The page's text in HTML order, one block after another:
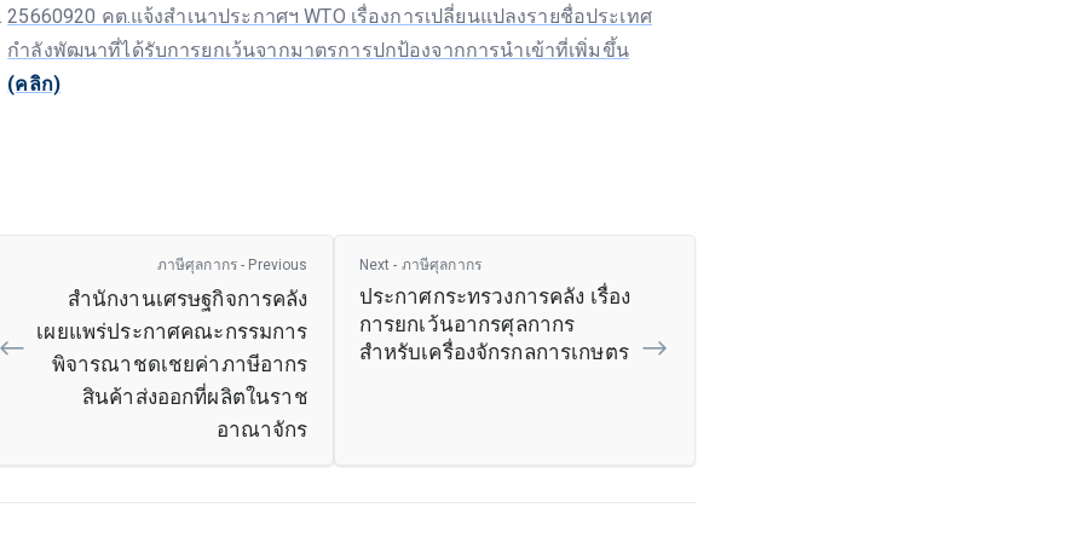
25660920 คต.แจ้งสำเนาประกาศฯ WTO เรื่องการเปลี่ยนแปลงรายชื่อประเทศ
กำลังพัฒนาที่ได้รับการยกเว้นจากมาตรการปกป้องจากการนำเข้าที่เพิ่มขึ้น
(คลิก)
ภาษีศุลกากร - Previous
สำนักงานเศรษฐกิจการคลัง
เผยแพร่ประกาศคณะกรรมการ
พิจารณาชดเชยค่าภาษีอากร
สินค้าส่งออกที่ผลิตในราช
อาณาจักร
Next - ภาษีศุลกากร
ประกาศกระทรวงการคลัง เรื่อง
การยกเว้นอากรศุลกากร
สำหรับเครื่องจักรกลการเกษตร